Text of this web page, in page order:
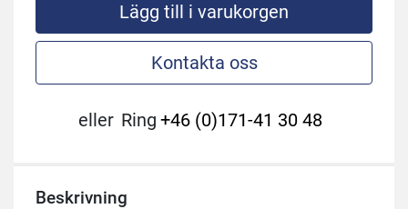
Lägg till i varukorgen
Kontakta oss
eller Ring +46 (0)171-41 30 48
Beskrivning